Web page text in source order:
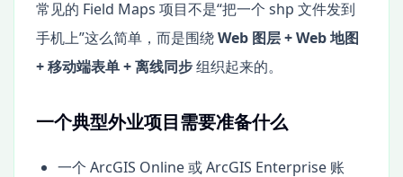
常见的 Field Maps 项目不是“把一个 shp 文件发到
手机上”这么简单，而是围绕Web 图层 + Web 地图
+ 移动端表单 + 离线同步组织起来的。
一个典型外业项目需要准备什么
一个 ArcGIS Online 或 ArcGIS Enterprise 账